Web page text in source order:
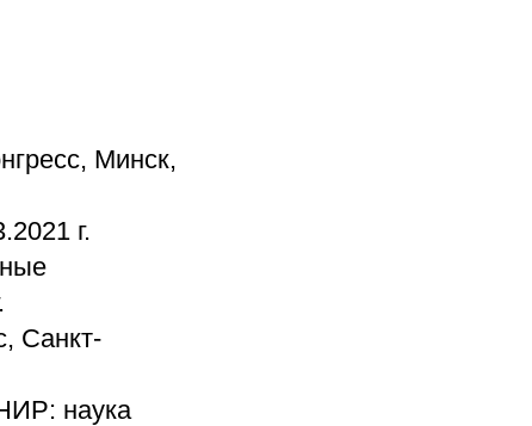
Минск,
г.
Санкт-
наука